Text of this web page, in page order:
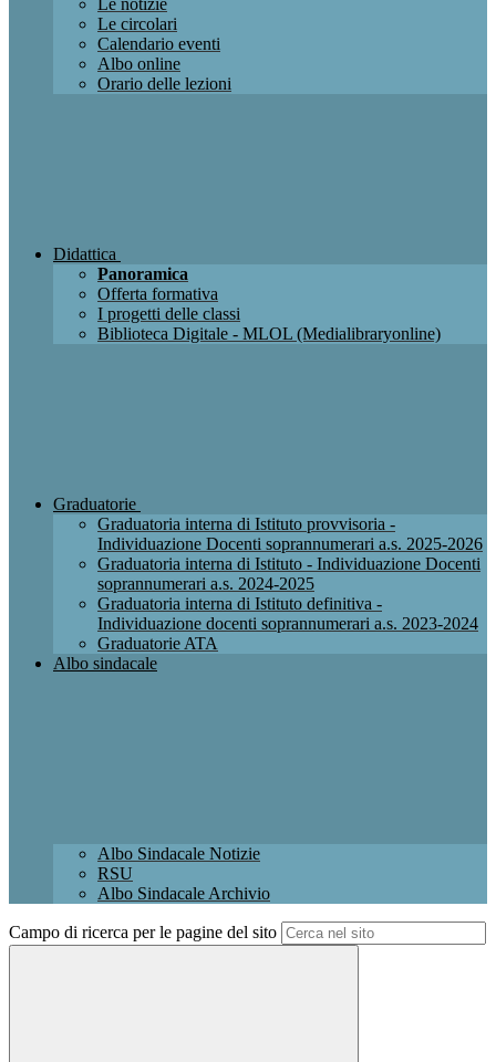
Le notizie
Le circolari
Calendario eventi
Albo online
Orario delle lezioni
Didattica
Panoramica
Offerta formativa
I progetti delle classi
Biblioteca Digitale - MLOL (Medialibraryonline)
Graduatorie
Graduatoria interna di Istituto provvisoria -
Individuazione Docenti soprannumerari a.s. 2025-2026
Graduatoria interna di Istituto - Individuazione Docenti
soprannumerari a.s. 2024-2025
Graduatoria interna di Istituto definitiva -
Individuazione docenti soprannumerari a.s. 2023-2024
Graduatorie ATA
Albo sindacale
Albo Sindacale Notizie
RSU
Albo Sindacale Archivio
Campo di ricerca per le pagine del sito